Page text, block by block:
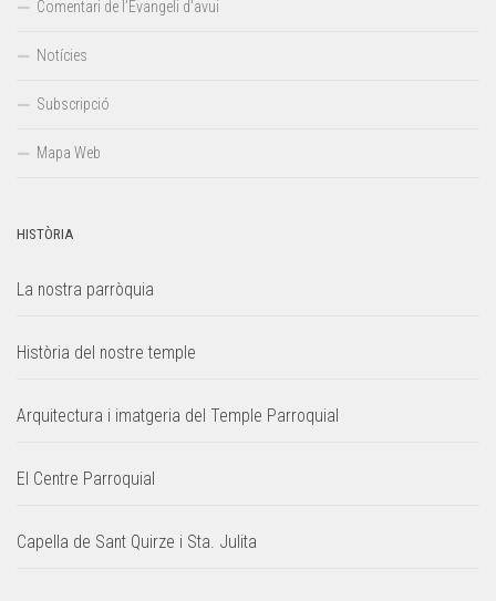
Comentari de l’Evangeli d’avui
Notícies
Subscripció
Mapa Web
HISTÒRIA
La nostra parròquia
Història del nostre temple
Arquitectura i imatgeria del Temple Parroquial
El Centre Parroquial
Capella de Sant Quirze i Sta. Julita